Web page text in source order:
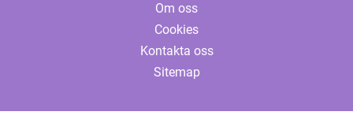
Om oss
Cookies
Kontakta oss
Sitemap